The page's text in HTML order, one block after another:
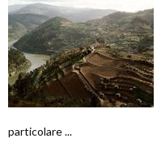
particolare ...